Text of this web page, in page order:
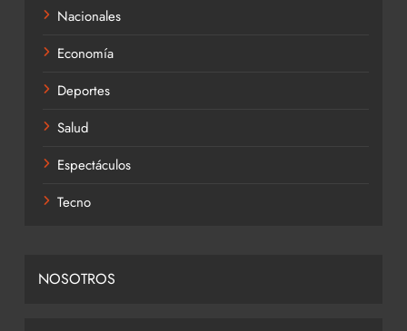
Nacionales
Economía
Deportes
Salud
Espectáculos
Tecno
NOSOTROS